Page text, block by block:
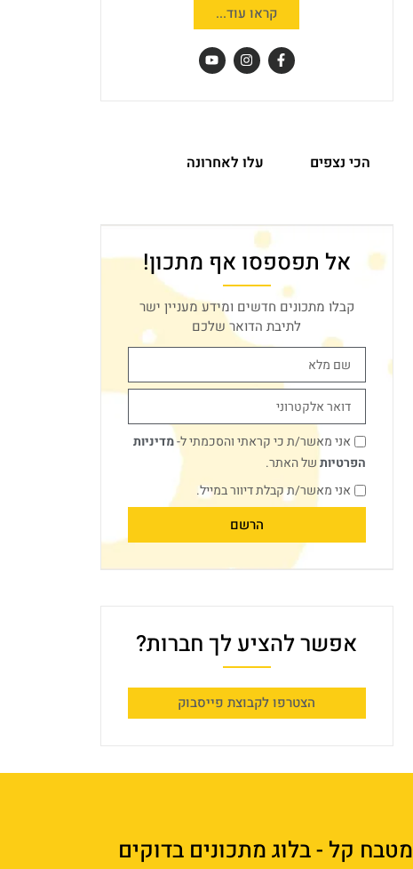
קראו עוד...
הכי נצפים עלו לאחרונה
אל תפספסו אף מתכון!
קבלו מתכונים חדשים ומידע מעניין ישר
לתיבת הדואר שלכם
אני מאשר/ת כי קראתי והסכמתי ל-מדיניות
הפרטיותשל האתר.
אני מאשר/ת קבלת דיוור במייל.
הרשם
אפשר להציע לך חברות?
הצטרפו לקבוצת פייסבוק
מטבח קל - בלוג מתכונים בדוקים